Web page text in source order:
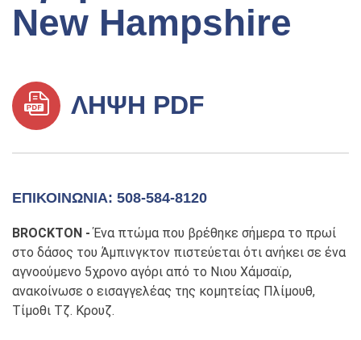
New Hampshire
ΛΉΨΗ PDF
ΕΠΙΚΟΙΝΩΝΊΑ: 508-584-8120
BROCKTON -Ένα πτώμα που βρέθηκε σήμερα το πρωί
στο δάσος του Άμπινγκτον πιστεύεται ότι ανήκει σε ένα
αγνοούμενο 5χρονο αγόρι από το Νιου Χάμσαϊρ,
ανακοίνωσε ο εισαγγελέας της κομητείας Πλίμουθ,
Τίμοθι Τζ. Κρουζ.